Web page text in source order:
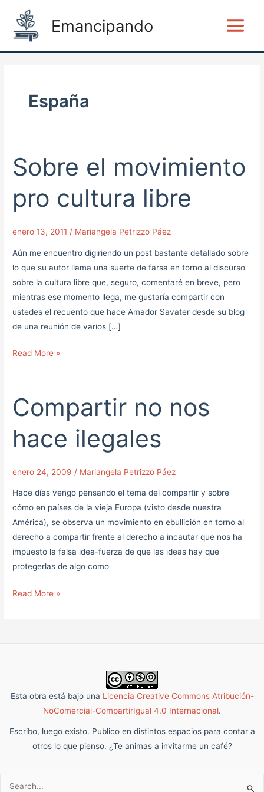
contenido
Emancipando
Menu
España
Sobre el movimiento
pro cultura libre
enero 13, 2011 / Mariangela Petrizzo Páez
Aún me encuentro digiriendo un post bastante detallado sobre
lo que su autor llama una suerte de farsa en torno al discurso
sobre la cultura libre que, seguro, comentaré en breve, pero
mientras ese momento llega, me gustaría compartir con
ustedes el recuento que hace Amador Savater desde su blog
de una reunión de varios […]
Sobre
el
pro
libre
Read More »
Compartir no nos
hace ilegales
enero 24, 2009 / Mariangela Petrizzo Páez
Hace días vengo pensando el tema del compartir y sobre
cómo en países de la vieja Europa (visto desde nuestra
América), se observa un movimiento en ebullición en torno al
derecho a compartir frente al derecho a incautar que nos ha
impuesto la falsa idea-fuerza de que las ideas hay que
protegerlas de algo como
Compartir
no
nos
hace
Read More »
Esta obra está bajo una Licencia Creative Commons Atribución-
NoComercial-CompartirIgual 4.0 Internacional.
Escribo, luego existo. Publico en distintos espacios para contar a
otros lo que pienso. ¿Te animas a invitarme un café?
Buscar: